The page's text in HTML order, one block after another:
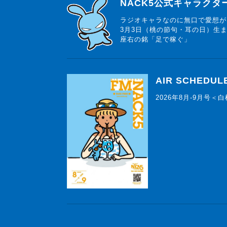
NACK5公式キャラクタ
ラジオキャラなのに無口で愛想
3月3日（桃の節句・耳の日）生
座右の銘「足で稼ぐ」
AIR
2026年8月-9月号＜白